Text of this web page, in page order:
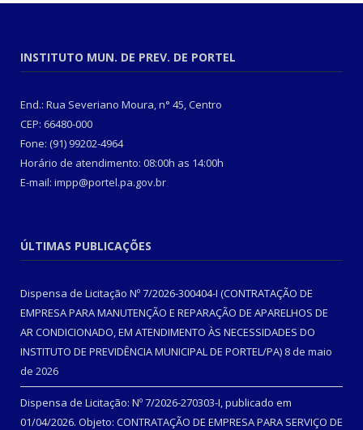
INSTITUTO MUN. DE PREV. DE PORTEL
End.: Rua Severiano Moura, n° 45, Centro
CEP: 66480-000
Fone: (91) 99202-4964
Horário de atendimento: 08:00h as 14:00h
E-mail: impp@portel.pa.gov.br
ÚLTIMAS PUBLICAÇÕES
Dispensa de Licitação Nº 7/2026-300404-I (CONTRATAÇÃO DE
EMPRESA PARA MANUTENÇÃO E REPARAÇÃO DE APARELHOS DE
AR CONDICIONADO, EM ATENDIMENTO ÀS NECESSIDADES DO
INSTITUTO DE PREVIDÊNCIA MUNICIPAL DE PORTEL/PA) 8 de maio
de 2026
Dispensa de Licitação: Nº 7/2026-270303-I, publicado em
01/04/2026. Objeto: CONTRATAÇÃO DE EMPRESA PARA SERVIÇO DE